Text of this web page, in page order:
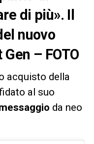
di più». Il
nuovo
– FOTO
acquisto della
al suo
da neo